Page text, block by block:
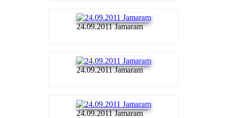
24.09.2011 Jamaram
24.09.2011 Jamaram
24.09.2011 Jamaram